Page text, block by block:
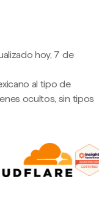
hoy, 7 de
al tipo de
ocultos, sin tipos